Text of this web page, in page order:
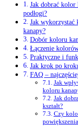
Jak dobrać kolor
podłogi?
Jak wykorzystać
kanapy?
Dobór koloru
Łączenie
Praktyczne i
Jak krok po
FAQ –
Jak
koloru
Jak
kształt?
Czy